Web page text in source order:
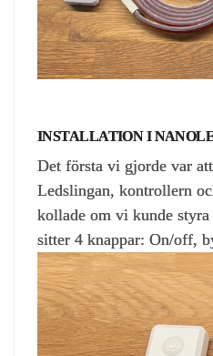
INSTALLATION I
Det första vi gjorde var
Ledslingan, kontrollern
kollade om vi kunde
sitter 4 knappar: On/off,